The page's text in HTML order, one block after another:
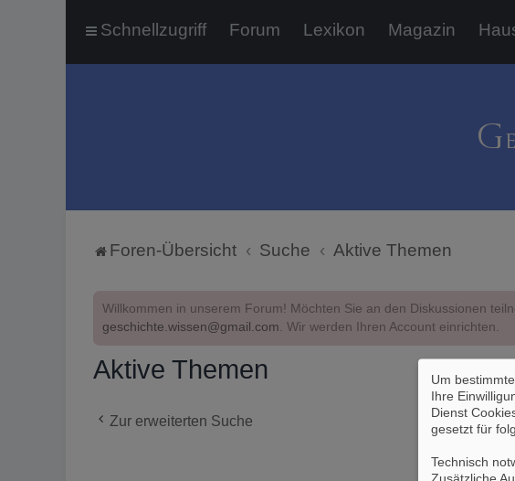
Schnellzugriff Forum Lexikon Magazin
Foren-Übersicht Suche Aktive Themen
Willkommen in unserem Forum! Möchten Sie an den Diskussionen
geschichte.wissen@gmail.com. Wir werden Ihren Account einrichten.
Aktive Themen
Zur erweiterten Suche
Um
Ihre
Dienst
gesetzt für
Technisch
Zusätzliche